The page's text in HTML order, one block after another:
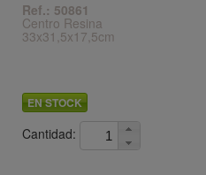
Ref.: 50861
Centro Resina
33x31,5x17,5cm
EN STOCK
Cantidad: